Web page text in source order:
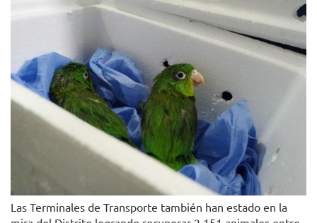
Las Terminales de Transporte también han estado en la